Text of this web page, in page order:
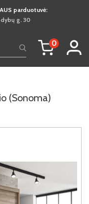
parduotuvė:
g. 30
0
(Sonoma)